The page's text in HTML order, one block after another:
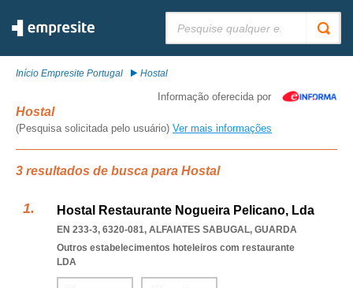
Início Empresite Portugal Hostal
Informação oferecida por
Hostal
(Pesquisa solicitada pelo usuário) Ver mais informações
3 resultados de busca para Hostal
Hostal Restaurante Nogueira Pelicano, Lda
EN 233-3, 6320-081, ALFAIATES SABUGAL, GUARDA
Outros estabelecimentos hoteleiros com restaurante
LDA